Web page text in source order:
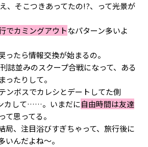
、そこつきあってたの!?、って光景が
でカミングアウトなパターン多いよ
ったら情報交換が始まるの。
誌並みのスクープ合戦になって、ある
ったりして。
ンボスでカレシとデートしてた側
カして……。いまだに自由時間は友達
って思ってる。
局、注目浴びすぎちゃって、旅行後に
いんだよね～。